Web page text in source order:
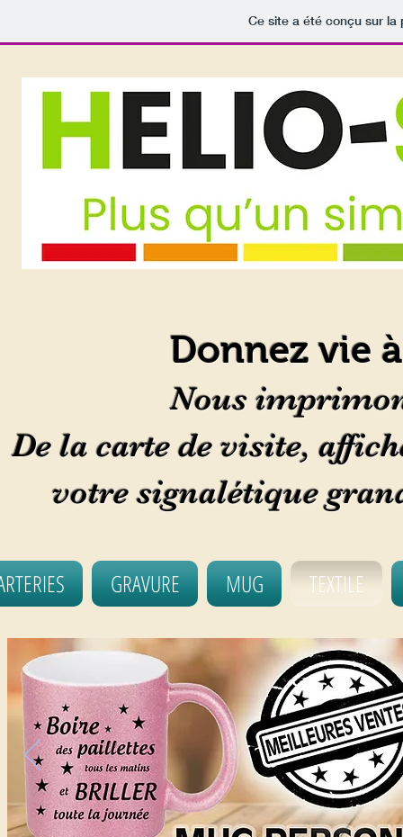
Ce site a été conçu sur
Donnez vie
Nous
De la carte de visite,
votre signalétique
GRAVURE MUG TEXTILE